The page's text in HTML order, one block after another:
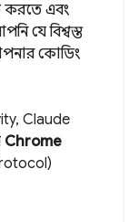
করতে এবং
যে বিশ্বস্ত
কোডিং
Claude
Chrome